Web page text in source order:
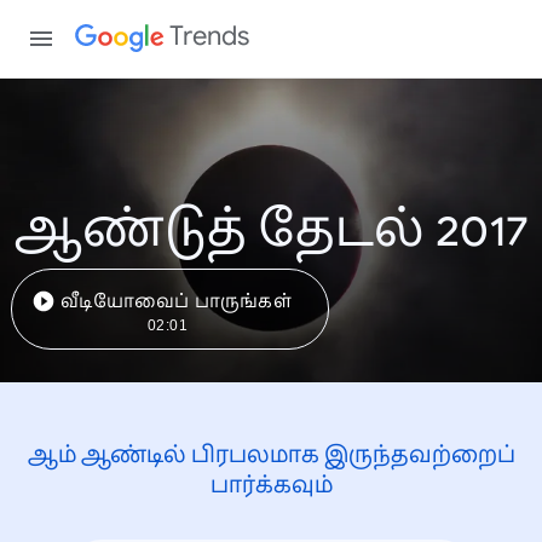
Trends
ஆண்டுத் தேடல் 2017
வீடியோவைப் பாருங்கள்
02:01
ஆம் ஆண்டில் பிரபலமாக இருந்தவற்றைப்
பார்க்கவும்